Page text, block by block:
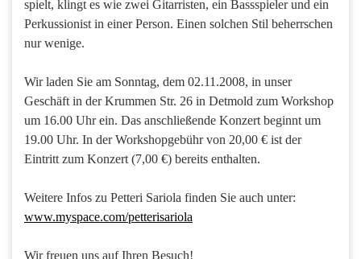
spielt, klingt es wie zwei Gitarristen, ein Bassspieler und ein
Perkussionist in einer Person. Einen solchen Stil beherrschen
nur wenige.
Wir laden Sie am Sonntag, dem 02.11.2008, in unser
Geschäft in der Krummen Str. 26 in Detmold zum Workshop
um 16.00 Uhr ein. Das anschließende Konzert beginnt um
19.00 Uhr. In der Workshopgebühr von 20,00 € ist der
Eintritt zum Konzert (7,00 €) bereits enthalten.
Weitere Infos zu Petteri Sariola finden Sie auch unter:
www.myspace.com/petterisariola
Wir freuen uns auf Ihren Besuch!